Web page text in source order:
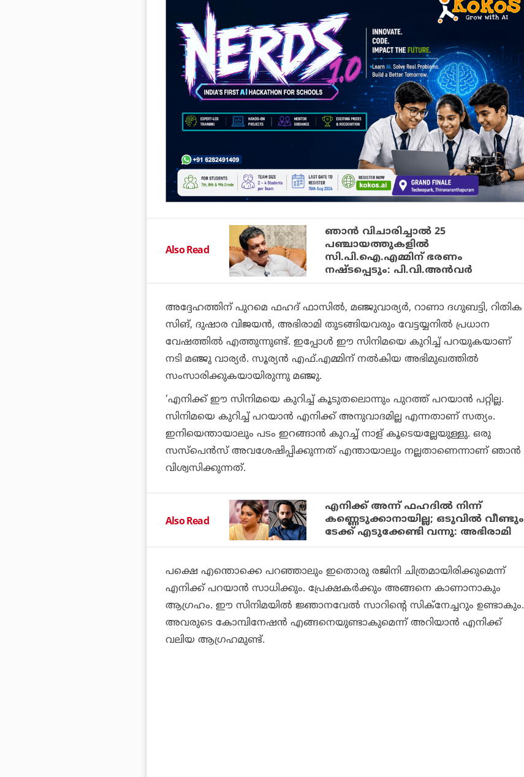
Also Read
ഞാന്‍ വിചാരിച്ചാല്‍ 25
പഞ്ചായത്തുകളില്‍
സി.പി.ഐ.എമ്മിന് ഭരണം
നഷ്ടപ്പെടും: പി.വി.അന്‍വര്‍
അദ്ദേഹത്തിന് പുറമെ ഫഹദ് ഫാസില്‍, മഞ്ജുവാര്യര്‍, റാണാ ദഗുബട്ടി, റിതിക
സിങ്, ദുഷാര വിജയന്‍, അഭിരാമി തുടങ്ങിയവരും വേട്ടയ്യനില്‍ പ്രധാന
വേഷത്തില്‍ എത്തുന്നുണ്ട്. ഇപ്പോള്‍ ഈ സിനിമയെ കുറിച്ച് പറയുകയാണ്
നടി മഞ്ജു വാര്യര്‍. സൂര്യന്‍ എഫ്.എമ്മിന് നല്‍കിയ അഭിമുഖത്തില്‍
സംസാരിക്കുകയായിരുന്നു മഞ്ജു.
‘എനിക്ക് ഈ സിനിമയെ കുറിച്ച് കൂടുതലൊന്നും പുറത്ത് പറയാന്‍ പറ്റില്ല.
സിനിമയെ കുറിച്ച് പറയാന്‍ എനിക്ക് അനുവാദമില്ല എന്നതാണ് സത്യം.
ഇനിയെന്തായാലും പടം ഇറങ്ങാന്‍ കുറച്ച് നാള് കൂടെയല്ലേയുള്ളു. ഒരു
സസ്‌പെന്‍സ് അവശേഷിപ്പിക്കുന്നത് എന്തായാലും നല്ലതാണെന്നാണ് ഞാന്‍
വിശ്വസിക്കുന്നത്.
Also Read
എനിക്ക് അന്ന് ഫഹദില്‍ നിന്ന്
കണ്ണെടുക്കാനായില്ല; ഒടുവില്‍ വീണ്ടും
ടേക്ക് എടുക്കേണ്ടി വന്നു: അഭിരാമി
പക്ഷെ എന്തൊക്കെ പറഞ്ഞാലും ഇതൊരു രജിനി ചിത്രമായിരിക്കുമെന്ന്
എനിക്ക് പറയാന്‍ സാധിക്കും. പ്രേക്ഷകര്‍ക്കും അങ്ങനെ കാണാനാകും
ആഗ്രഹം. ഈ സിനിമയില്‍ ജ്ഞാനവേല്‍ സാറിന്റെ സിക്‌നേച്ചറും ഉണ്ടാകും.
അവരുടെ കോമ്പിനേഷന്‍ എങ്ങനെയുണ്ടാകുമെന്ന് അറിയാന്‍ എനിക്ക്
വലിയ ആഗ്രഹമുണ്ട്.